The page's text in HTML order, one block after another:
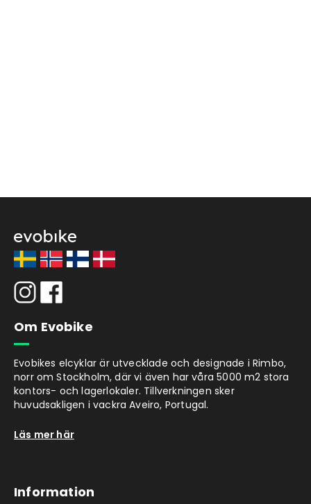
God ventilitation med 8 luftintag
Mjuka remmar som är enkla att justera
Passiv säkerhet tack vare reflexer
Om Evobike
Evobikes elcyklar är utvecklade och designade i Rimbo,
norr om Stockholm, där vi även har våra 5000 m2 stora
kontors- och lagerlokaler. Tillverkningen sker
huvudsakligen i vackra Aveiro, Portugal.
Läs mer här
Information